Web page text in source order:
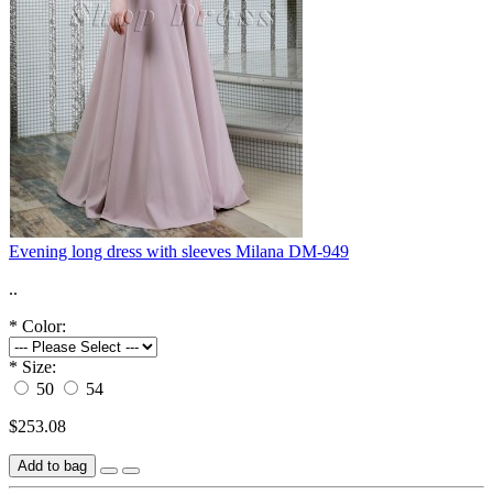
Evening long dress with sleeves Milana DM-949
..
* Color:
* Size:
50
54
$253.08
Add to bag